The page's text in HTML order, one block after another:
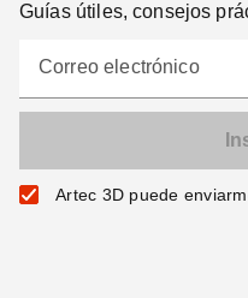
Guías útiles, consejos
Correo electrónico
Artec 3D puede